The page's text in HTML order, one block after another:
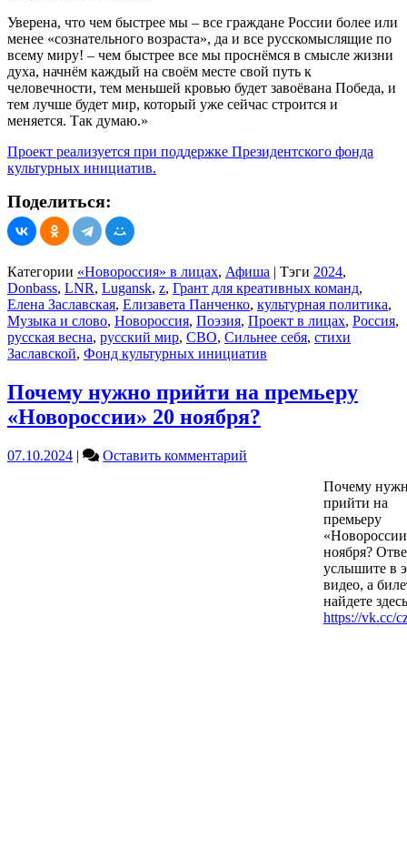
Уверена, что чем быстрее мы – все граждане России более или
менее «сознательного возраста», да и все русскомыслящие по
всему миру! – чем быстрее все мы проснёмся в смысле жизни
духа, начнём каждый на своём месте свой путь к
человечности, тем меньшей кровью будет завоёвана Победа, и
тем лучше будет мир, который уже сейчас строится и
меняется. Так думаю.»
Проект реализуется при поддержке Президентского фонда
культурных инициатив.
Поделиться:
Категории «Новороссия» в лицах, Афиша | Тэги 2024,
Donbass, LNR, Lugansk, z, Грант для креативных команд,
Елена Заславская, Елизавета Панченко, культурная политика,
Музыка и слово, Новороссия, Поэзия, Проект в лицах, Россия,
русская весна, русский мир, СВО, Сильнее себя, стихи
Заславской, Фонд культурных инициатив
Почему нужно прийти на премьеру
«Новороссии» 20 ноября?
07.10.2024 | Оставить комментарий
«Новороссии»
Почему
прийти на
премьеру
ноября?
услышите в
видео, а
найдете
https://vk.cc/